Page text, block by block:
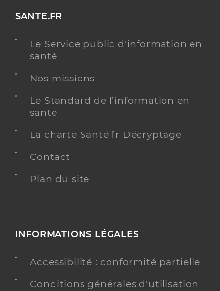
SANTE.FR
Le Service public d'information en
santé
Nos missions
Le Standard de l’information en
santé
La charte Santé.fr Décryptage
Contact
Plan du site
INFORMATIONS LÉGALES
Accessibilité : conformité partielle
Conditions générales d'utilisation